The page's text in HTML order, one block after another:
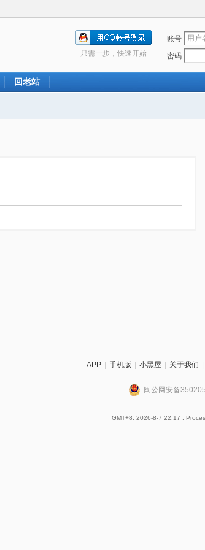
账号
密码
只需一步，快速开始
回老站
APP 手机版 小黑屋 关于我们
闽公网安备
GMT+8, 2026-8-7 22:17 ,